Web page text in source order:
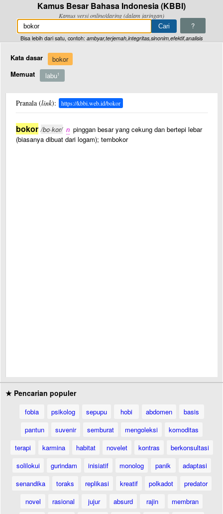
Kamus Besar Bahasa Indonesia (KBBI)
Kamus versi online/daring (dalam jaringan)
?
Bisa lebih dari satu, contoh: ambyar,terjemah,integritas,sinonim,efektif,analisis
Kata dasar
bokor
Memuat
labu1
Pranala (link): https://kbbi.web.id/bokor
bokor /bo·kor/ n pinggan besar yang cekung dan bertepi lebar
(biasanya dibuat dari logam); tembokor
★ Pencarian populer
fobia psikolog sepupu hobi abdomen
basis
pantun
suvenir semburat mengoleksi
komoditas
terapi
karmina habitat novelet kontras
berkonsultasi
solilokui
gurindam inisiatif monolog panik
adaptasi
senandika
toraks replikasi kreatif polkadot
predator
novel
rasional jujur absurd rajin
membran